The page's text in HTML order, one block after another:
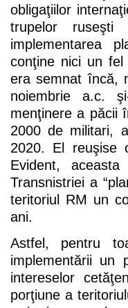
obligaţiilor
trupelor
implementarea
conţine nici un
era semnat încă,
noiembrie a.c.
menţinere a păcii
2000 de militari,
2020. El reuşise
Evident,
Transnistriei a
teritoriul RM un
ani.
Astfel, pentru
implementării un
intereselor
porţiune a